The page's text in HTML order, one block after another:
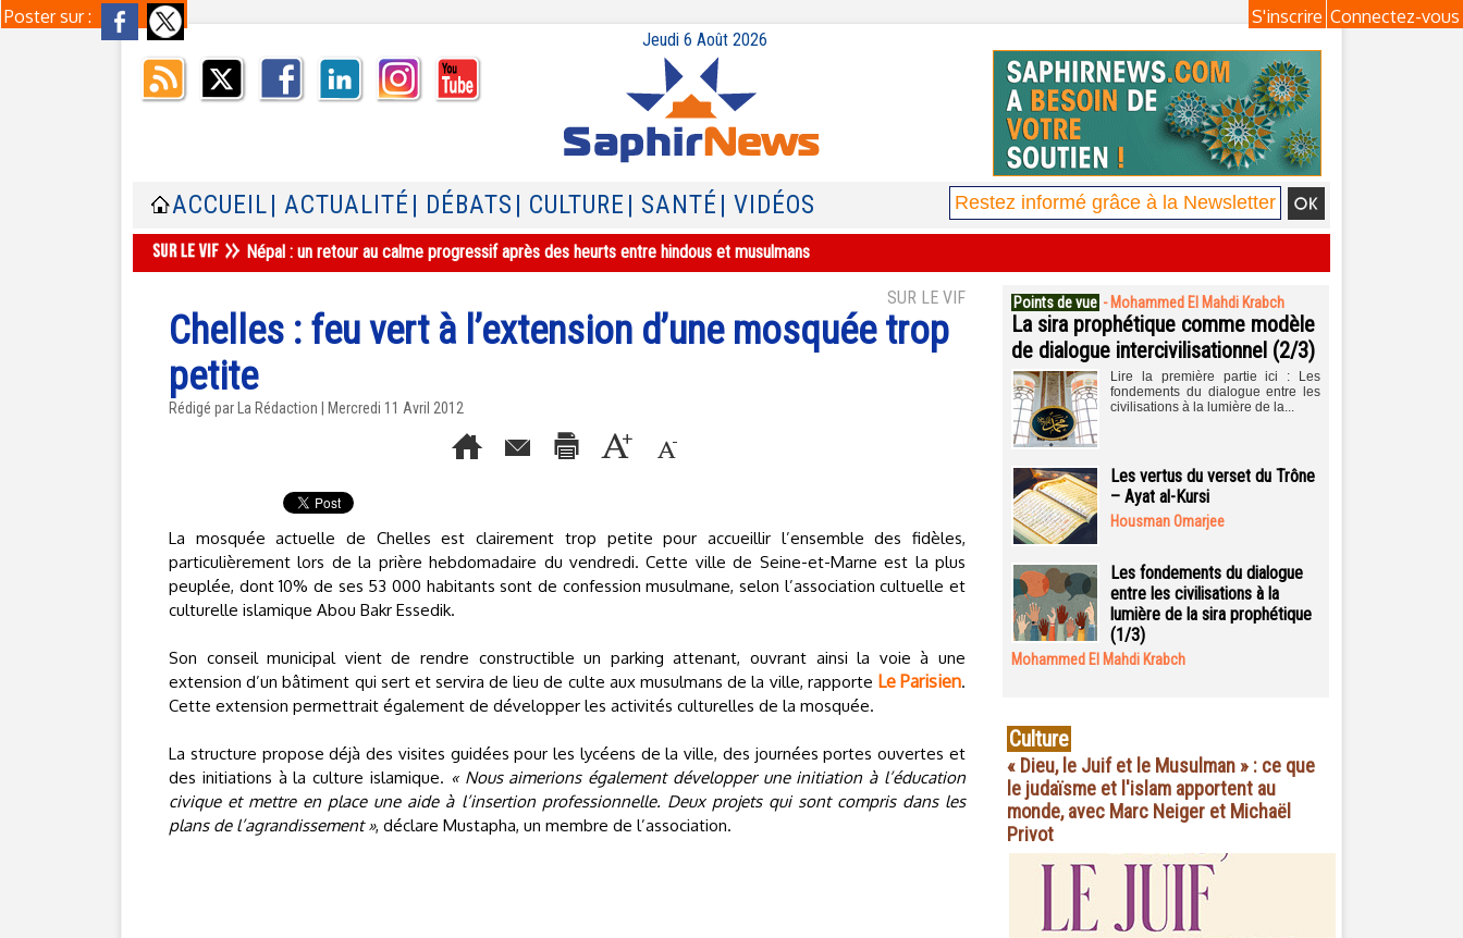
Poster sur : Connectez-vous
S'inscrire
Jeudi 6 Août 2026
ACCUEIL | ACTUALITÉ | DÉBATS | CULTURE | SANTÉ | VIDÉOS
Népal : un retour au calme progressif après des heurts entre hindous et musulmans
SUR LE VIF
Chelles : feu vert à l’extension d’une mosquée trop
petite
Rédigé par La Rédaction | Mercredi 11 Avril 2012
La mosquée actuelle de Chelles est clairement trop petite pour accueillir l’ensemble des fidèles,
particulièrement lors de la prière hebdomadaire du vendredi. Cette ville de Seine-et-Marne est la plus
peuplée, dont 10% de ses 53 000 habitants sont de confession musulmane, selon l’association cultuelle et
culturelle islamique Abou Bakr Essedik.
Son conseil municipal vient de rendre constructible un parking attenant, ouvrant ainsi la voie à une
extension d’un bâtiment qui sert et servira de lieu de culte aux musulmans de la ville, rapporte Le Parisien.
Cette extension permettrait également de développer les activités culturelles de la mosquée.
La structure propose déjà des visites guidées pour les lycéens de la ville, des journées portes ouvertes et
des initiations à la culture islamique. « Nous aimerions également développer une initiation à l’éducation
civique et mettre en place une aide à l’insertion professionnelle. Deux projets qui sont compris dans les
plans de l’agrandissement », déclare Mustapha, un membre de l’association.
Points de vue - Mohammed El Mahdi Krabch
La sira prophétique comme modèle
de dialogue intercivilisationnel (2/3)
Lire la première partie ici : Les
fondements du dialogue entre les
civilisations à la lumière de la...
Les vertus du verset du Trône
– Ayat al-Kursi
Housman Omarjee
Les fondements du dialogue
entre les civilisations à la
lumière de la sira prophétique
(1/3)
Mohammed El Mahdi Krabch
Culture
« Dieu, le Juif et le Musulman » : ce que
le judaïsme et l'islam apportent au
monde, avec Marc Neiger et Michaël
Privot